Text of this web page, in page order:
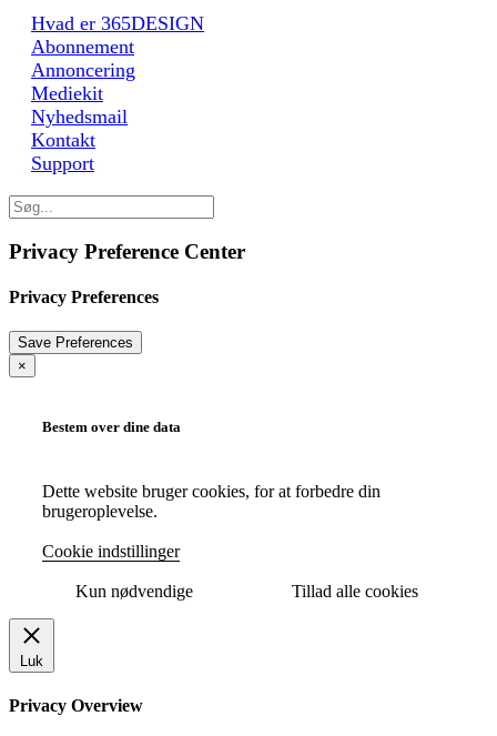
Hvad er 365DESIGN
Abonnement
Annoncering
Mediekit
Nyhedsmail
Kontakt
Support
Privacy Preference Center
Privacy Preferences
×
Bestem over dine data
Dette website bruger cookies, for at forbedre din
brugeroplevelse.
Cookie indstillinger
Kun nødvendige Tillad alle cookies
Luk
Privacy Overview